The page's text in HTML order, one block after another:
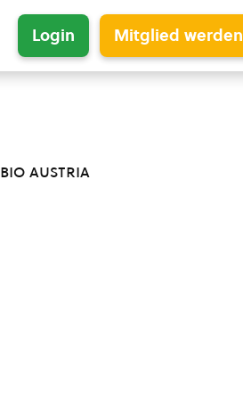
Login Mitglied werden
bio austria